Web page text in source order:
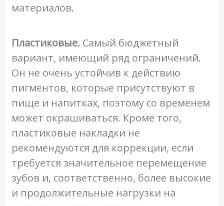
материалов.
Пластиковые. Самый бюджетный
вариант, имеющий ряд ограничений.
Он не очень устойчив к действию
пигментов, которые присутствуют в
пище и напитках, поэтому со временем
может окрашиваться. Кроме того,
пластиковые накладки не
рекомендуются для коррекции, если
требуется значительное перемещение
зубов и, соответственно, более высокие
и продолжительные нагрузки на